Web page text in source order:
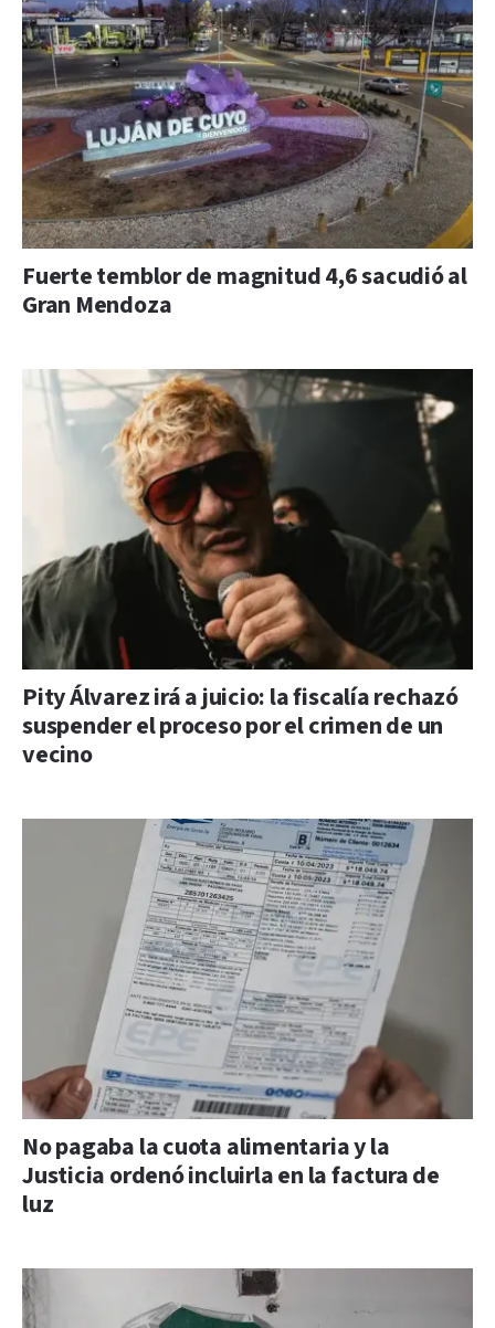
Fuerte temblor de magnitud 4,6 sacudió al
Gran Mendoza
Pity Álvarez irá a juicio: la fiscalía rechazó
suspender el proceso por el crimen de un
vecino
No pagaba la cuota alimentaria y la
Justicia ordenó incluirla en la factura de
luz